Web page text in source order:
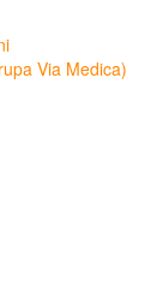
Via Medica)